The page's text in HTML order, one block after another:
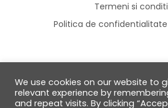
Termeni si
Politica de confidentialitate
© 2026 GabiRalea.ro | DIY
We use cookies on our website to
relevant experience by
and repeat visits. By clicking